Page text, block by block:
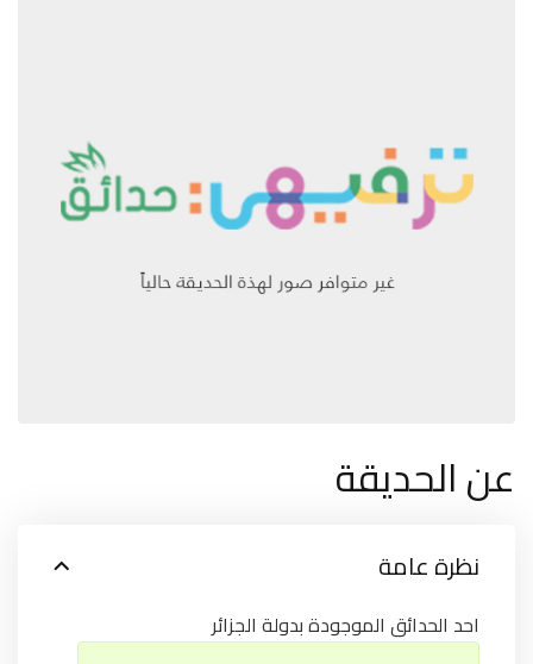
عن الحديقة
نظرة عامة
احد الحدائق الموجودة بدولة الجزائر